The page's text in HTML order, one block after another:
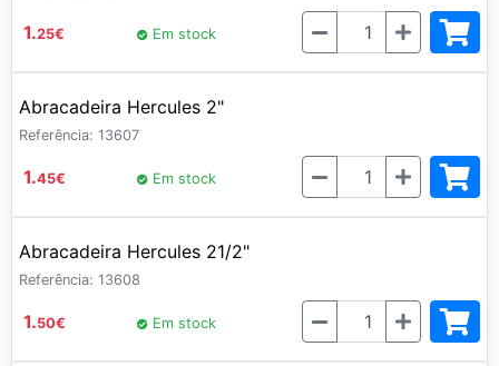
1.25€ Em stock Quantidade
Abracadeira Hercules 2"
Referência: 13607
1.45€ Em stock Quantidade
Abracadeira Hercules 21/2"
Referência: 13608
1.50€ Em stock Quantidade